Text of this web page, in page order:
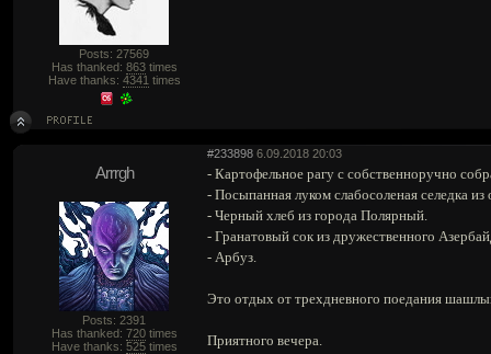
Posts: 27569
Has thanked: 863times
Have thanks: 4341 times
#233898 6.09.2018 20:03
Arrrgh
Posts: 2391
Has thanked: 720times
Have thanks: 525times
- Картофельное рагу с собственноручно
- Посыпанная луком слабосоленая селедка
- Черный хлеб из города Полярный.
- Гранатовый сок из дружественного
- Арбуз.
Это отдых от трехдневного поедания
Приятного вечера.